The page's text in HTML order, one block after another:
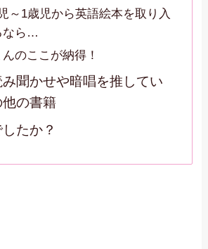
～1歳児から英語絵本を取り入
なら…
んのここが納得！
聞かせや暗唱を推してい
の書籍
たか？